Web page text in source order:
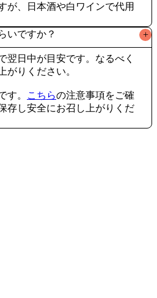
が、日本酒や白ワインで代用
いですか？ +
翌日中が目安です。なるべく
がりください。
す。 こちらの注意事項をご確
存し安全にお召し上がりくだ